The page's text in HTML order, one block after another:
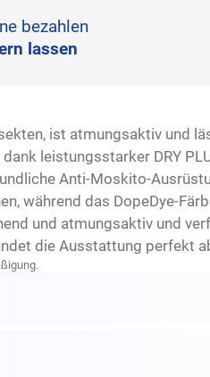
bezahlen
lassen
ist atmungsaktiv und
leistungsstarker DRY
Anti-Moskito-
während das DopeDye-
und atmungsaktiv und
die Ausstattung perfekt